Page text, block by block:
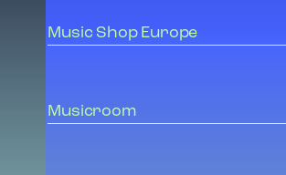
Music Shop Europe
Musicroom